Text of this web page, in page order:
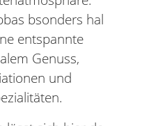
bsonders halt!“
entspannte
Genuss,
und